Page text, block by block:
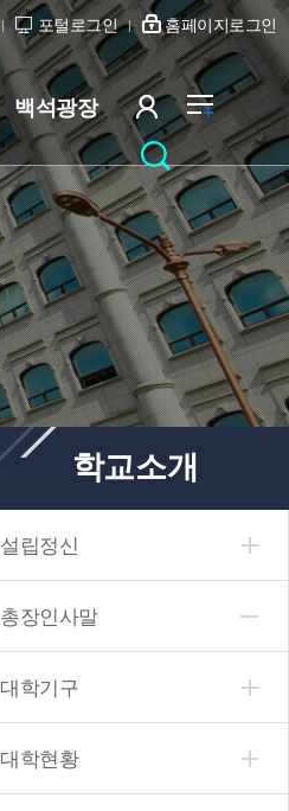
포털로그인 홈페이지로그인
백석광장
학교소개
설립정신
총장인사말
대학기구
대학현황